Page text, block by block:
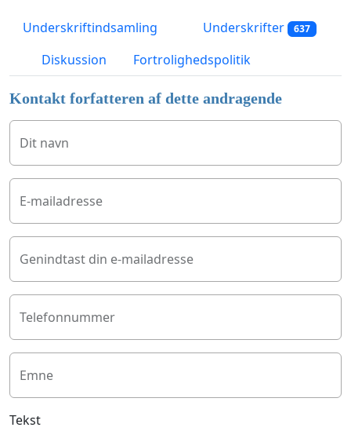
Underskriftindsamling Underskrifter 637
Diskussion Fortrolighedspolitik
Kontakt forfatteren af dette andragende
Dit navn
E-mailadresse
Genindtast din e-mailadresse
Telefonnummer
Emne
Tekst